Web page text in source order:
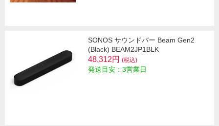
SONOS サウンドバー Beam Gen2
(Black) BEAM2JP1BLK
48,312円 (税込)
発送目安：3営業日